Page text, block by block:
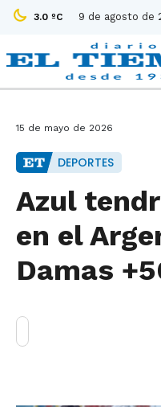
3.0 ºC 9 de agosto de
15 de mayo de 2026
DEPORTES
Azul
en el
Damas